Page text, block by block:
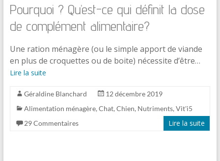
Pourquoi ? Qu’est-ce qui définit la dose
de complément alimentaire?
Une ration ménagère (ou le simple apport de viande
en plus de croquettes ou de boite) nécessite d’être…
Lire la suite
Géraldine Blanchard
12 décembre 2019
Alimentation ménagère, Chat, Chien, Nutriments, Vit'i5
29 Commentaires
Lire la suite